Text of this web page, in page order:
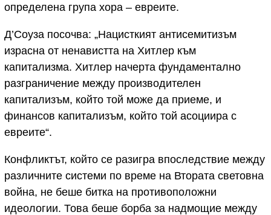
определена група хора – евреите.
Д’Соуза посочва: „Нацисткият антисемитизъм
израсна от ненавистта на Хитлер към
капитализма. Хитлер начерта фундаментално
разграничение между производителен
капитализъм, който той може да приеме, и
финансов капитализъм, който той асоциира с
евреите“.
Конфликтът, който се разигра впоследствие между
различните системи по време на Втората световна
война, не беше битка на противоположни
идеологии. Това беше борба за надмощие между